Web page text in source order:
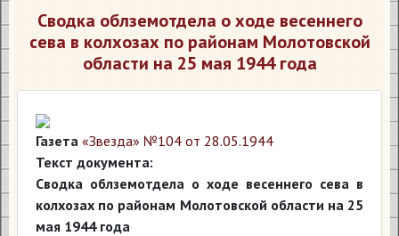
​Сводка облземотдела о ходе весеннего
сева в колхозах по районам Молотовской
области на 25 мая 1944 года
Газета «Звезда» №104 от 28.05.1944
Текст документа:
Сводка облземотдела о ходе весеннего сева в
колхозах по районам Молотовской области на 25
мая 1944 года